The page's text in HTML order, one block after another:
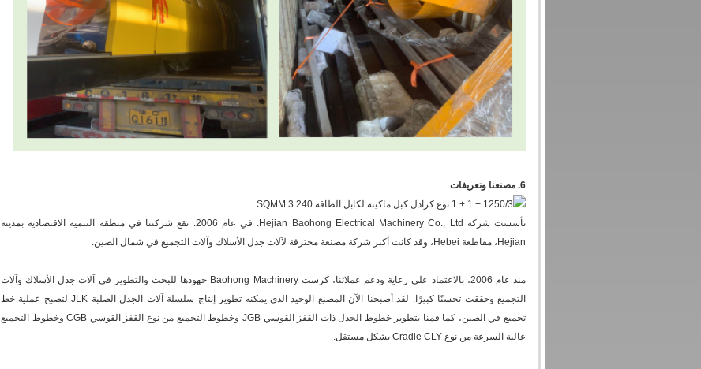
6. مصنعنا وتعريفات
تأسست شركة Hejian Baohong Electrical Machinery Co., Ltd. في عام 2006. تقع شركتنا في منطقة التنمية الاقتصادية بمدينة
Hejian، مقاطعة Hebei، وقد كانت أكبر شركة مصنعة محترفة لآلات جدل الأسلاك وآلات التجميع في شمال الصين.
منذ عام 2006، بالاعتماد على رعاية ودعم عملائنا، كرست Baohong Machinery جهودها للبحث والتطوير في آلات جدل الأسلاك وآلات
التجميع وحققت تحسنًا كبيرًا. لقد أصبحنا الآن المصنع الوحيد الذي يمكنه تطوير إنتاج سلسلة آلات الجدل الصلبة JLK لتصبح عملية خط
تجميع في الصين، كما قمنا بتطوير خطوط الجدل ذات القفز القوسي JGB وخطوط التجميع من نوع القفز القوسي CGB وخطوط التجميع
عالية السرعة من نوع Cradle CLY بشكل مستقل.